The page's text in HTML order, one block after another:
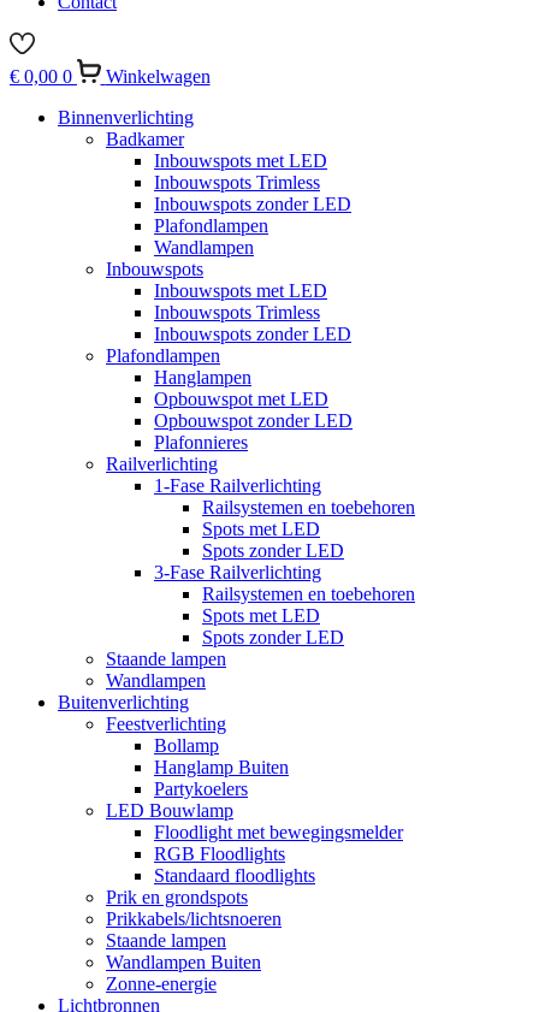
€ 0,00 0
Winkelwagen
Binnenverlichting
Badkamer
Inbouwspots met LED
Inbouwspots Trimless
Inbouwspots zonder LED
Plafondlampen
Wandlampen
Inbouwspots
Inbouwspots met LED
Inbouwspots Trimless
Inbouwspots zonder LED
Plafondlampen
Hanglampen
Opbouwspot met LED
Opbouwspot zonder LED
Plafonnieres
Railverlichting
1-Fase Railverlichting
Railsystemen en toebehoren
Spots met LED
Spots zonder LED
3-Fase Railverlichting
Railsystemen en toebehoren
Spots met LED
Spots zonder LED
Staande lampen
Wandlampen
Buitenverlichting
Feestverlichting
Bollamp
Hanglamp Buiten
Partykoelers
LED Bouwlamp
Floodlight met bewegingsmelder
RGB Floodlights
Standaard floodlights
Prik en grondspots
Prikkabels/lichtsnoeren
Staande lampen
Wandlampen Buiten
Zonne-energie
Lichtbronnen